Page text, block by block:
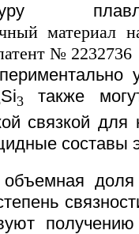
Si3 также
связкой
составы